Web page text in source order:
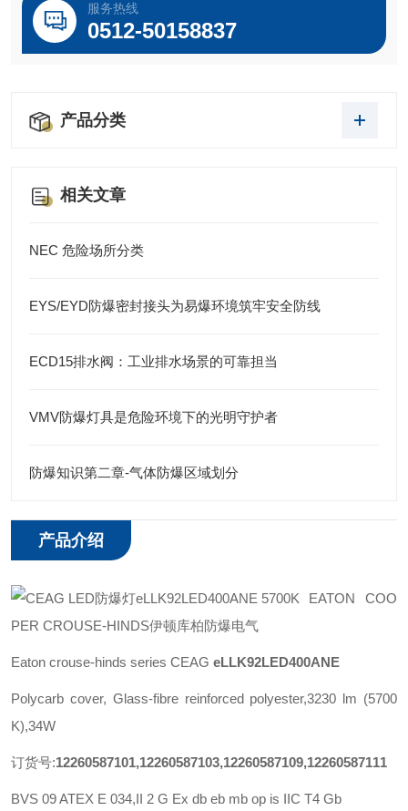
服务热线
0512-50158837
产品分类
相关文章
NEC 危险场所分类
EYS/EYD防爆密封接头为易爆环境筑牢安全防线
ECD15排水阀：工业排水场景的可靠担当
VMV防爆灯具是危险环境下的光明守护者
防爆知识第二章-气体防爆区域划分
产品介绍
EATON COO
PER CROUSE-HINDS伊顿库柏防爆电气
Eaton crouse-hinds series CEAG eLLK92LED400ANE
Polycarb cover, Glass-fibre reinforced polyester,3230 lm (5700
K),34W
订货号:12260587101,12260587103,12260587109,12260587111
BVS 09 ATEX E 034,II 2 G Ex db eb mb op is IIC T4 Gb